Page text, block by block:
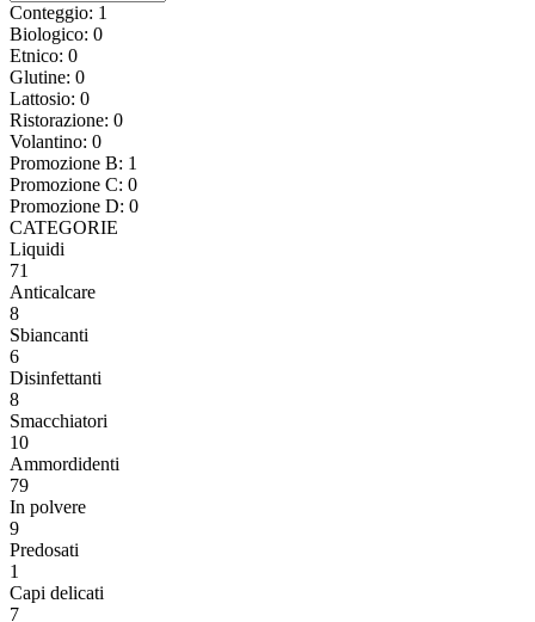
Conteggio: 1
Biologico: 0
Etnico: 0
Glutine: 0
Lattosio: 0
Ristorazione: 0
Volantino: 0
Promozione B: 1
Promozione C: 0
Promozione D: 0
CATEGORIE
Liquidi
71
Anticalcare
8
Sbiancanti
6
Disinfettanti
8
Smacchiatori
10
Ammordidenti
79
In polvere
9
Predosati
1
Capi delicati
7